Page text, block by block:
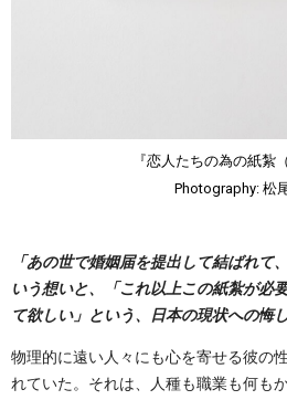
『恋人たちの為の紙紮
Photography: 松
「あの世で婚姻届を提出して結ばれて
いう想いと、「これ以上この紙紮が必
て欲しい」という、日本の現状への悔
物理的に遠い人々にも心を寄せる彼の
れていた。それは、人種も職業も何も